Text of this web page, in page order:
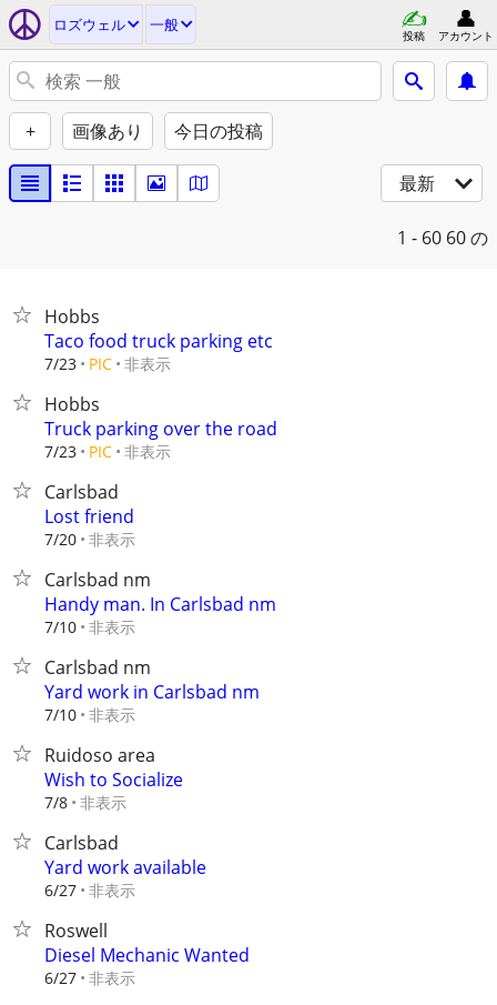
ロズウェル 一般
投稿 アカウント
+ 画像あり 今日の投稿
最新
1 - 60 60 の
Hobbs
Taco food truck parking etc
7/23 PIC 非表示
Hobbs
Truck parking over the road
7/23 PIC 非表示
Carlsbad
Lost friend
7/20 非表示
Carlsbad nm
Handy man. In Carlsbad nm
7/10 非表示
Carlsbad nm
Yard work in Carlsbad nm
7/10 非表示
Ruidoso area
Wish to Socialize
7/8 非表示
Carlsbad
Yard work available
6/27 非表示
Roswell
Diesel Mechanic Wanted
6/27 非表示